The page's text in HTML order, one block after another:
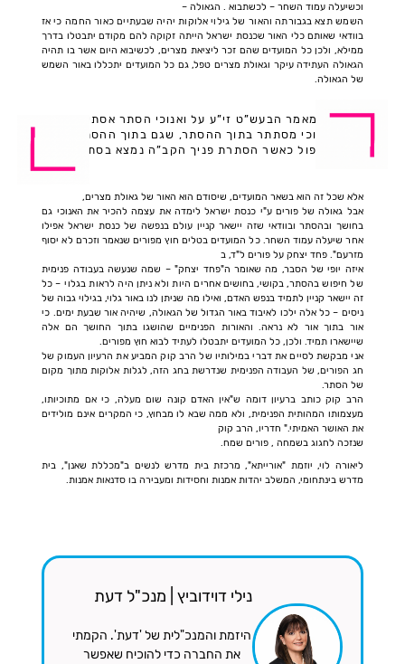
וכשיעלה עמוד השחר – לכשתבוא . הגאולה –
השמש תצא בגבורתה והאור של גילוי אלוקות יהיה שבעתיים כאור החמה כי אז
בוודאי שאותם כלי האור שכנסת ישראל הייתה זקוקה להם מקודם יתבטלו בדרך
ממילא, ולכן כל המועדים שהם זכר ליציאת מצרים, לכשיבוא היום אשר בו תהיה
הגאולה העתידה עיקר וגאולת מצרים טפל, גם כל המועדים יתכללו באור השמש
של הגאולה.
וכמאמר הבעש”ט זי”ע על ואנוכי הסתר אסתיר:
אנוכי מסתתר בתוך ההסתר, שגם בתוך ההסתר
הכפול כאשר הסתרת פניך הקב”ה נמצא בסתר…
אלא שכל זה הוא בשאר המועדים, שיסודם הוא האור של גאולת מצרים,
אבל גאולה של פורים ע"י כנסת ישראל לימדה את עצמה להכיר את האנוכי גם
בחושך ובהסתר ובוודאי שזה יישאר קניין עולם בנפשה של כנסת ישראל אפילו
אחר שיעלה עמוד השחר. כל המועדים בטלים חוץ מפורים שנאמר וזכרם לא יסוף
מזרעם". פחד יצחק על פורים ל"ד, ב
איזה יופי של הסבר, מה שאומר ה"פחד יצחק" – שמה שנעשה בעבודה פנימית
של חיפוש בהסתר, בקושי, בחושים אחרים היות ולא ניתן היה לראות בגלוי – כל
זה יישאר קניין לתמיד בנפש האדם, ואילו מה שניתן לנו באור גלוי, בגילוי גבוה של
ניסים – כל אלה ילכו לאיבוד באור הגדול של הגאולה, שיהיה אור שבעת ימים. כי
אור בתוך אור לא נראה. והאורות הפנימיים שהושגו בתוך החושך הם אלה
שיישארו תמיד. ולכן, כל המועדים יתבטלו לעתיד לבוא חוץ מפורים.
אני מבקשת לסיים את דברי במילותיו של הרב קוק המביע את הרעיון העמוק של
חג הפורים, של העבודה הפנימית שנדרשת בחג הזה, לגלות אלוקות מתוך מקום
של הסתר.
הרב קוק כותב ברעיון דומה ש"אין האדם קונה שום מעלה, כי אם מתוכיותו,
מעצמותו המהותית הפנימית, ולא ממה שבא לו מבחוץ, כי המקרים אינם מולידים
את האושר האמיתי." חדריו, הרב קוק
שנזכה לחגוג בשמחה , פורים שמח.
ליאורה לוי, יוזמת "אורייתא", מרכזת בית מדרש לנשים ב"מכללת שאנן", בית
מדרש בינתחומי, המשלב יהדות אמנות וחסידות ומעבירה בו סדנאות אמנות.
נילי דוידוביץ | מנכ"ל דעת
היזמת והמנכ"לית של 'דעת'. הקמתי
את החברה כדי להוכיח שאפשר